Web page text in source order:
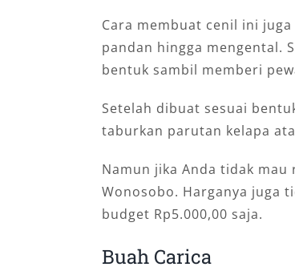
Cara membuat cenil ini
pandan hingga mengental.
bentuk sambil memberi
Setelah dibuat sesuai
taburkan parutan kelapa
Namun jika Anda tidak
Wonosobo. Harganya juga
budget Rp5.000,00 saja.
Buah Carica